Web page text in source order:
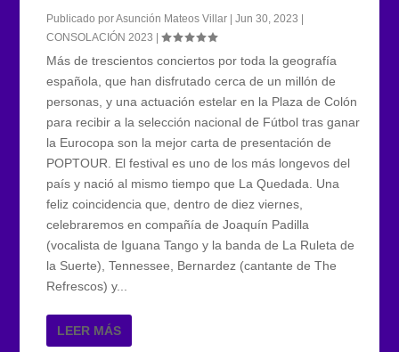
Publicado porAsunción Mateos Villar |Jun 30, 2023 |
CONSOLACIÓN 2023 |
Más de trescientos conciertos por toda la geografía
española, que han disfrutado cerca de un millón de
personas, y una actuación estelar en la Plaza de Colón
para recibir a la selección nacional de Fútbol tras ganar
la Eurocopa son la mejor carta de presentación de
POPTOUR. El festival es uno de los más longevos del
país y nació al mismo tiempo que La Quedada. Una
feliz coincidencia que, dentro de diez viernes,
celebraremos en compañía de Joaquín Padilla
(vocalista de Iguana Tango y la banda de La Ruleta de
la Suerte), Tennessee, Bernardez (cantante de The
Refrescos) y...
LEER MÁS